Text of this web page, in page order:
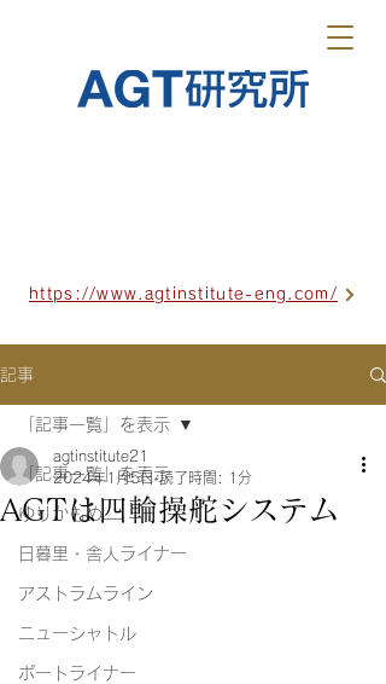
https://www.agtinstitute-eng.com/
記事
「記事一覧」を表示
ゆりかもめ
日暮里・舎人ライナー
アストラムライン
ニューシャトル
ポートライナー
「記事一覧」を表示
AGTは四輪操舵システム
agtinstitute21
2024年1月5日 読了時間: 1分